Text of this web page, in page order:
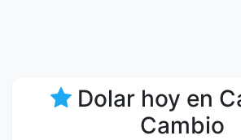
Dolar hoy en
Cambio